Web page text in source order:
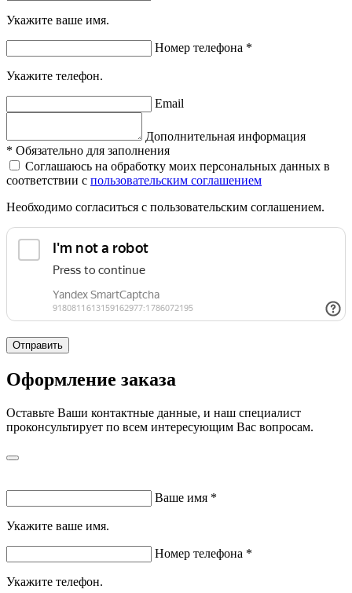
Укажите ваше имя.
Номер телефона *
Укажите телефон.
Email
Дополнительная информация
* Обязательно для заполнения
Соглашаюсь на обработку моих персональных данных в
соответствии с пользовательским соглашением
Необходимо согласиться с пользовательским соглашением.
Отправить
Оформление заказа
Оставьте Ваши контактные данные, и наш специалист
проконсультирует по всем интересующим Вас вопросам.
Ваше имя *
Укажите ваше имя.
Номер телефона *
Укажите телефон.